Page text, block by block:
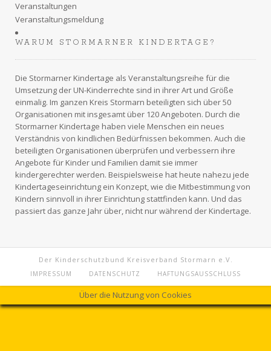
Veranstaltungen
Veranstaltungsmeldung
WARUM STORMARNER KINDERTAGE?
Die Stormarner Kindertage als Veranstaltungsreihe für die
Umsetzung der UN-Kinderrechte sind in ihrer Art und Größe
einmalig. Im ganzen Kreis Stormarn beteiligten sich über 50
Organisationen mit insgesamt über 120 Angeboten. Durch die
Stormarner Kindertage haben viele Menschen ein neues
Verständnis von kindlichen Bedürfnissen bekommen. Auch die
beteiligten Organisationen überprüfen und verbessern ihre
Angebote für Kinder und Familien damit sie immer
kindergerechter werden. Beispielsweise hat heute nahezu jede
Kindertageseinrichtung ein Konzept, wie die Mitbestimmung von
Kindern sinnvoll in ihrer Einrichtung stattfinden kann. Und das
passiert das ganze Jahr über, nicht nur während der Kindertage.
Der Kinderschutzbund Kreisverband Stormarn e.V.
IMPRESSUM DATENSCHUTZ HAFTUNGSAUSSCHLUSS
Über die Nutzung von Cookies